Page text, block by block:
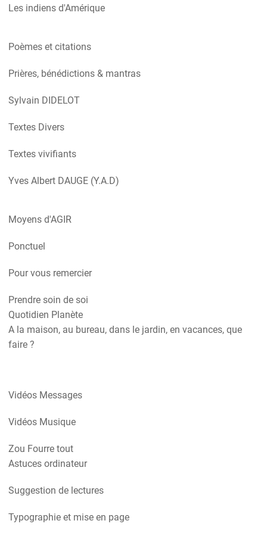
Les indiens d'Amérique
Poèmes et citations
Prières, bénédictions & mantras
Sylvain DIDELOT
Textes Divers
Textes vivifiants
Yves Albert DAUGE (Y.A.D)
Moyens d'AGIR
Ponctuel
Pour vous remercier
Prendre soin de soi
Quotidien Planète
A la maison, au bureau, dans le jardin, en vacances, que
faire ?
Vidéos Messages
Vidéos Musique
Zou Fourre tout
Astuces ordinateur
Suggestion de lectures
Typographie et mise en page